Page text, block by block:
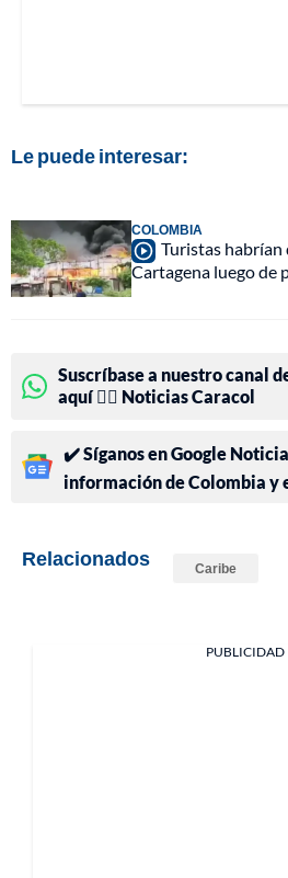
Le puede interesar:
COLOMBIA
Turistas habrían
Cartagena luego de
Suscríbase a nuestro canal
aquí 👉🏻 Noticias Caracol
✔️ Síganos en Google
información de Colombia y
Relacionados Caribe
PUBLICIDAD